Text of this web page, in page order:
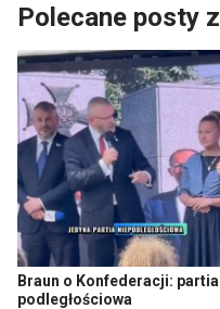
Polecane posty z
Braun o Konfederacji: partia
podległościowa